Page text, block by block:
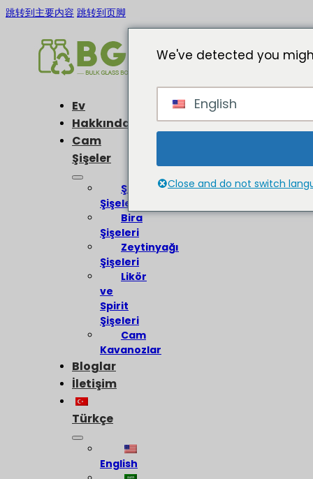
跳转到主要内容 跳转到页脚
Ev
Hakkında
Cam
Şişeler
Şarap
Şişeleri
Bira
Şişeleri
Zeytinyağı
Şişeleri
Likör
ve
Spirit
Şişeleri
Cam
Kavanozlar
Bloglar
İletişim
Türkçe
English
We've detected you
English
Close and do not switch